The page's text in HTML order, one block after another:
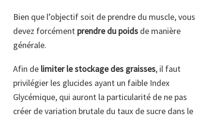
Bien que l’objectif soit de prendre du muscle, vous
devez forcément prendre du poids de manière
générale.
Afin de limiter le stockage des graisses, il faut
privilégier les glucides ayant un faible Index
Glycémique, qui auront la particularité de ne pas
créer de variation brutale du taux de sucre dans le